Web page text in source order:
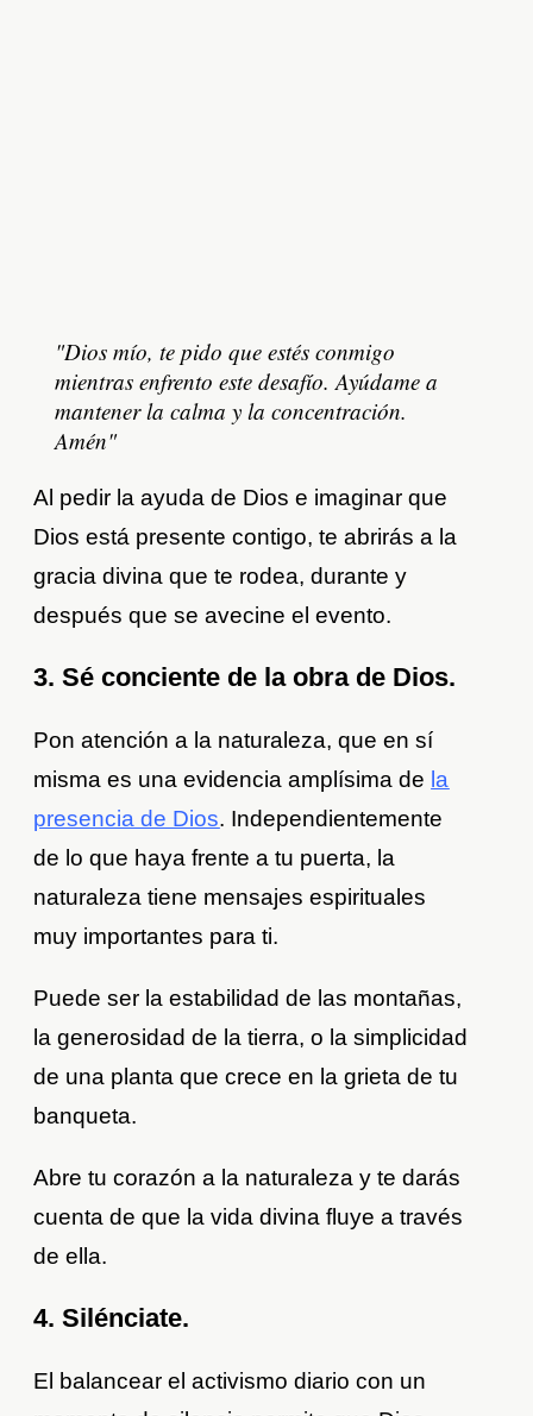
"Dios mío, te pido que estés conmigo
mientras enfrento este desafío. Ayúdame a
mantener la calma y la concentración.
Amén"
Al pedir la ayuda de Dios e imaginar que
Dios está presente contigo, te abrirás a la
gracia divina que te rodea, durante y
después que se avecine el evento.
3. Sé conciente de la obra de Dios.
Pon atención a la naturaleza, que en sí
misma es una evidencia amplísima de la
presencia de Dios. Independientemente
de lo que haya frente a tu puerta, la
naturaleza tiene mensajes espirituales
muy importantes para ti.
Puede ser la estabilidad de las montañas,
la generosidad de la tierra, o la simplicidad
de una planta que crece en la grieta de tu
banqueta.
Abre tu corazón a la naturaleza y te darás
cuenta de que la vida divina fluye a través
de ella.
4. Silénciate.
El balancear el activismo diario con un